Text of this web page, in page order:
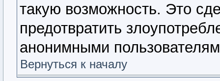
такую возможность. Это
предотвратить
анонимными
Вернуться к началу